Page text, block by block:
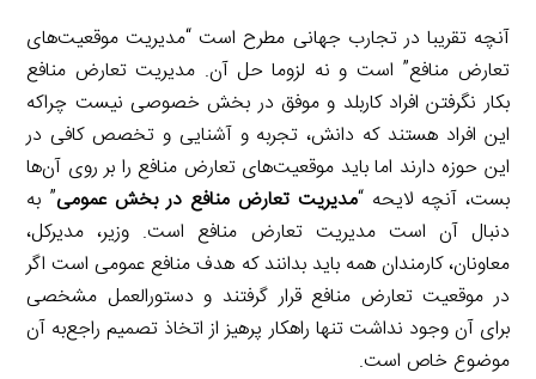
آنچه تقریبا در تجارب جهانی مطرح است “مدیریت موقعیت‌های
تعارض منافع” است و نه لزوما حل آن. مدیریت تعارض منافع
بکار نگرفتن افراد کاربلد و موفق در بخش خصوصی نیست چراکه
این افراد هستند که دانش، تجربه و آشنایی و تخصص کافی در
این حوزه دارند اما باید موقعیت‌های تعارض منافع را بر روی آن‌ها
بست، آنچه لایحه “مدیریت تعارض منافع در بخش عمومی” به
دنبال آن است مدیریت تعارض منافع است. وزیر، مدیرکل،
معاونان، کارمندان همه باید بدانند که هدف منافع عمومی است اگر
در موقعیت تعارض منافع قرار گرفتند و دستورالعمل مشخصی
برای آن وجود نداشت تنها راهکار پرهیز از اتخاذ تصمیم راجع‌به آن
موضوع خاص است.